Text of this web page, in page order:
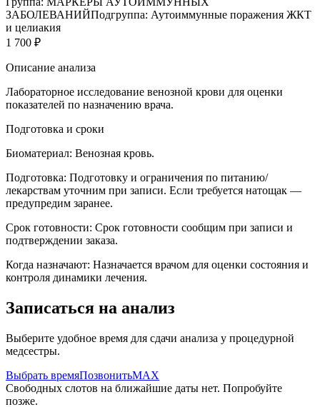
ЗАБОЛЕВАНИЙПодгруппа: Аутоиммунные поражения ЖКТ
и целиакия
1 700 ₽
Описание анализа
Лабораторное исследование венозной крови для оценки
показателей по назначению врача.
Подготовка и сроки
Биоматериал: Венозная кровь.
Подготовка: Подготовку и ограничения по питанию/
лекарствам уточним при записи. Если требуется натощак —
предупредим заранее.
Срок готовности: Срок готовности сообщим при записи и
подтверждении заказа.
Когда назначают: Назначается врачом для оценки состояния и
контроля динамики лечения.
Записаться на анализ
Выберите удобное время для сдачи анализа у процедурной
медсестры.
Выбрать времяПозвонитьMAX
Свободных слотов на ближайшие даты нет. Попробуйте
позже.